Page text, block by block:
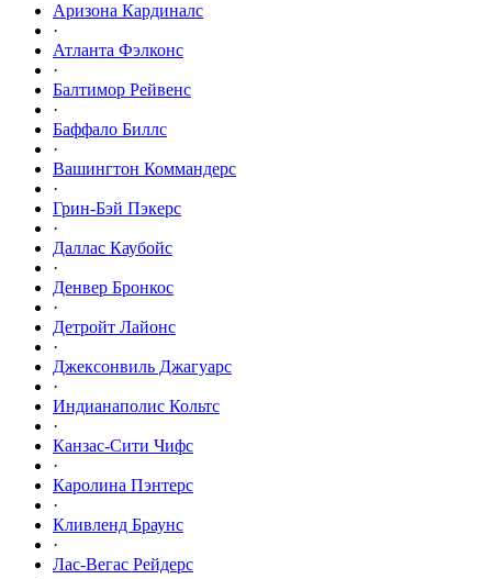
Аризона Кардиналс
·
Атланта Фэлконс
·
Балтимор Рейвенс
·
Баффало Биллс
·
Вашингтон Коммандерс
·
Грин-Бэй Пэкерс
·
Даллас Каубойс
·
Денвер Бронкос
·
Детройт Лайонс
·
Джексонвиль Джагуарс
·
Индианаполис Кольтс
·
Канзас-Сити Чифс
·
Каролина Пэнтерс
·
Кливленд Браунс
·
Лас-Вегас Рейдерс